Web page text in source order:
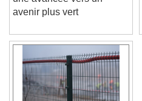
une avancée vers un